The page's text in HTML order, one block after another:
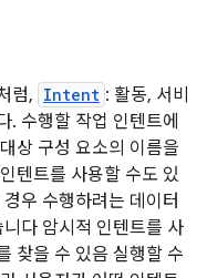
럼, Intent : 활동, 서비
수행할 작업 인텐트에
상 구성 요소의 이름을
텐트를 사용할 수도 있
우 수행하려는 데이터
다 암시적 인텐트를 사
찾을 수 있음 실행할 수